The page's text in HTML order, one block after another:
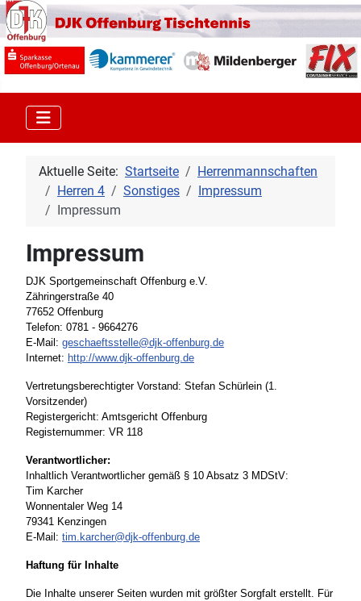
Aktuelle Seite: Startseite
Herrenmannschaften
Herren 4
Sonstiges
Impressum
Impressum
Impressum
DJK Sportgemeinschaft Offenburg e.V.
Zähringerstraße 40
77652 Offenburg
Telefon: 0781 - 9664276
E-Mail: geschaeftsstelle@djk-offenburg.de
Internet: http://www.djk-offenburg.de
Vertretungsberechtigter Vorstand: Stefan Schürlein (1.
Vorsitzender)
Registergericht: Amtsgericht Offenburg
Registernummer: VR 118
Verantwortlicher:
Inhaltlich Verantwortlicher gemäß § 10 Absatz 3 MDStV:
Tim Karcher
Wonnentaler Weg 14
79341 Kenzingen
E-Mail: tim.karcher@djk-offenburg.de
Haftung für Inhalte
Die Inhalte unserer Seiten wurden mit größter Sorgfalt erstellt. Für